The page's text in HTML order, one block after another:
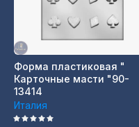
Форма пластиковая "
Карточные масти "90-
13414
Италия